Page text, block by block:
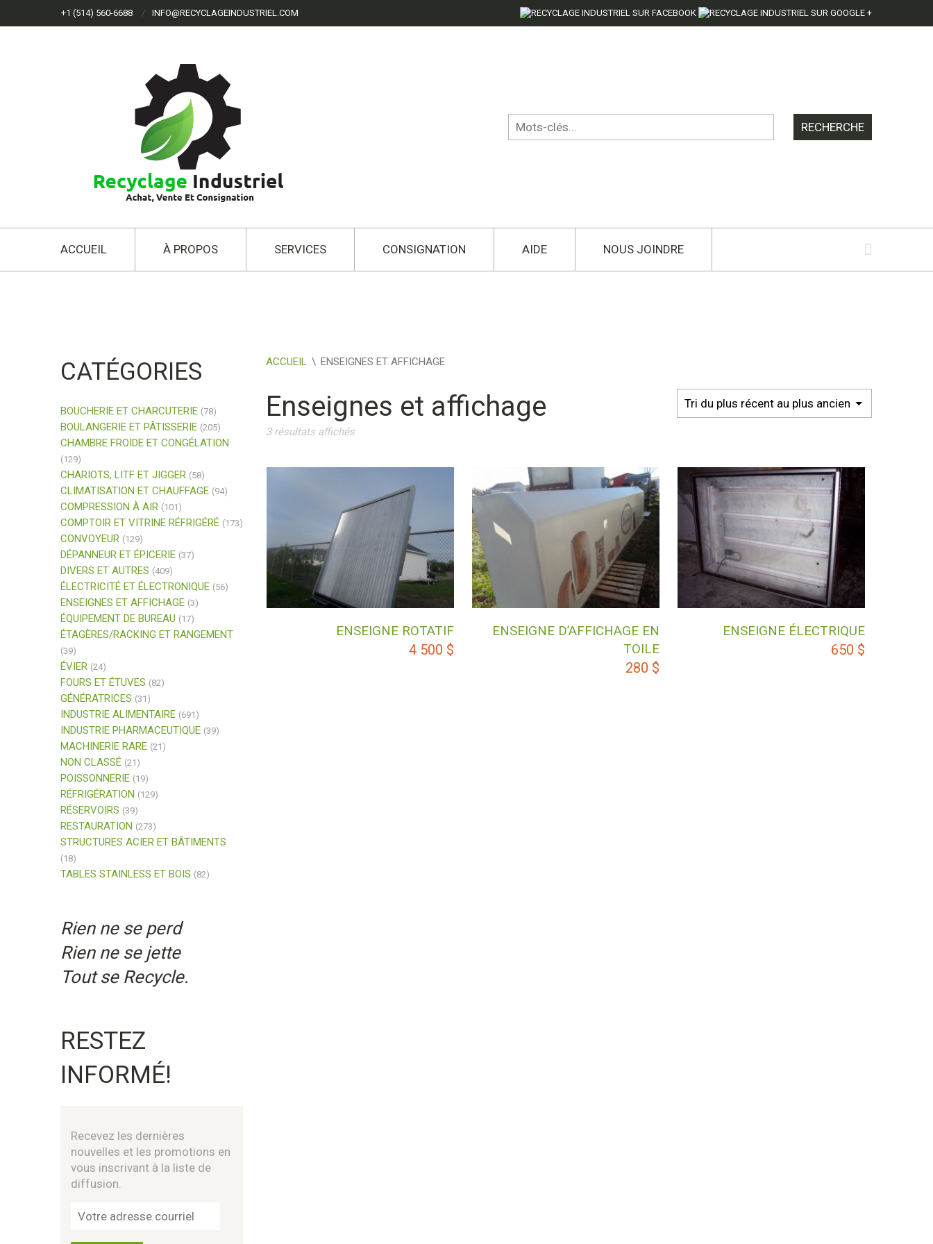
+1 (514) 560-6688 INFO@RECYCLAGEINDUSTRIEL.COM
ACCUEIL À PROPOS SERVICES CONSIGNATION AIDE NOUS JOINDRE
ACCUEIL \ ENSEIGNES ET AFFICHAGE
Enseignes et affichage
3 résultats affichés
ENSEIGNE ROTATIF
4 500 $
ENSEIGNE D’AFFICHAGE EN
TOILE
280 $
ENSEIGNE ÉLECTRIQUE
650 $
CATÉGORIES
BOUCHERIE ET CHARCUTERIE (78)
BOULANGERIE ET PÂTISSERIE (205)
CHAMBRE FROIDE ET CONGÉLATION
(129)
CHARIOTS, LITF ET JIGGER (58)
CLIMATISATION ET CHAUFFAGE (94)
COMPRESSION À AIR (101)
COMPTOIR ET VITRINE RÉFRIGÉRÉ (173)
CONVOYEUR (129)
DÉPANNEUR ET ÉPICERIE (37)
DIVERS ET AUTRES (409)
ÉLECTRICITÉ ET ÉLECTRONIQUE (56)
ENSEIGNES ET AFFICHAGE (3)
ÉQUIPEMENT DE BUREAU (17)
ÉTAGÈRES/RACKING ET RANGEMENT
(39)
ÉVIER (24)
FOURS ET ÉTUVES (82)
GÉNÉRATRICES (31)
INDUSTRIE ALIMENTAIRE (691)
INDUSTRIE PHARMACEUTIQUE (39)
MACHINERIE RARE (21)
NON CLASSÉ (21)
POISSONNERIE (19)
RÉFRIGÉRATION (129)
RÉSERVOIRS (39)
RESTAURATION (273)
STRUCTURES ACIER ET BÂTIMENTS
(18)
TABLES STAINLESS ET BOIS (82)
Rien ne se perd
Rien ne se jette
Tout se Recycle.
RESTEZ
INFORMÉ!
Recevez les dernières
nouvelles et les promotions en
vous inscrivant à la liste de
diffusion.